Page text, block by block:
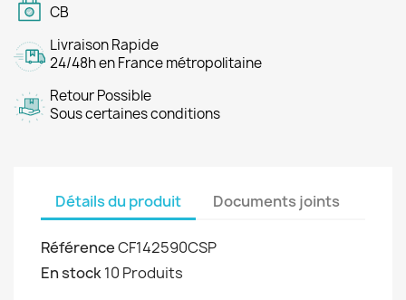
CB
Livraison Rapide
24/48h en France métropolitaine
Retour Possible
Sous certaines conditions
Détails du produit Documents joints
RéférenceCF142590CSP
En stock10 Produits